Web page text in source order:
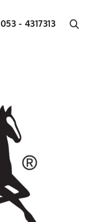
053 - 4317313